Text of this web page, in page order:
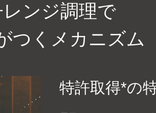
レンジ調理で
つくメカニズム
特許取得*の